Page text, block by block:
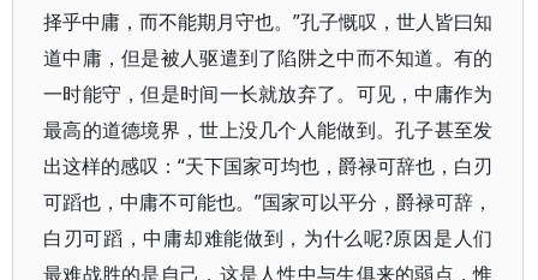
择乎中庸，而不能期月守也。”孔子慨叹，世人皆曰知
道中庸，但是被人驱遣到了陷阱之中而不知道。有的
一时能守，但是时间一长就放弃了。可见，中庸作为
最高的道德境界，世上没几个人能做到。孔子甚至发
出这样的感叹：“天下国家可均也，爵禄可辞也，白刃
可蹈也，中庸不可能也。”国家可以平分，爵禄可辞，
白刃可蹈，中庸却难能做到，为什么呢?原因是人们
最难战胜的是自己，这是人性中与生俱来的弱点，惟